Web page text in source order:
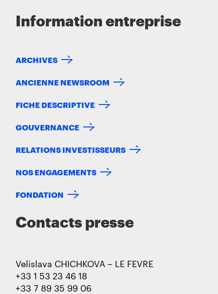
Information entreprise
ARCHIVES
ANCIENNE NEWSROOM
FICHE DESCRIPTIVE
GOUVERNANCE
RELATIONS INVESTISSEURS
NOS ENGAGEMENTS
FONDATION
Contacts presse
Velislava CHICHKOVA – LE FEVRE
+33 1 53 23 46 18
+33 7 89 35 99 06